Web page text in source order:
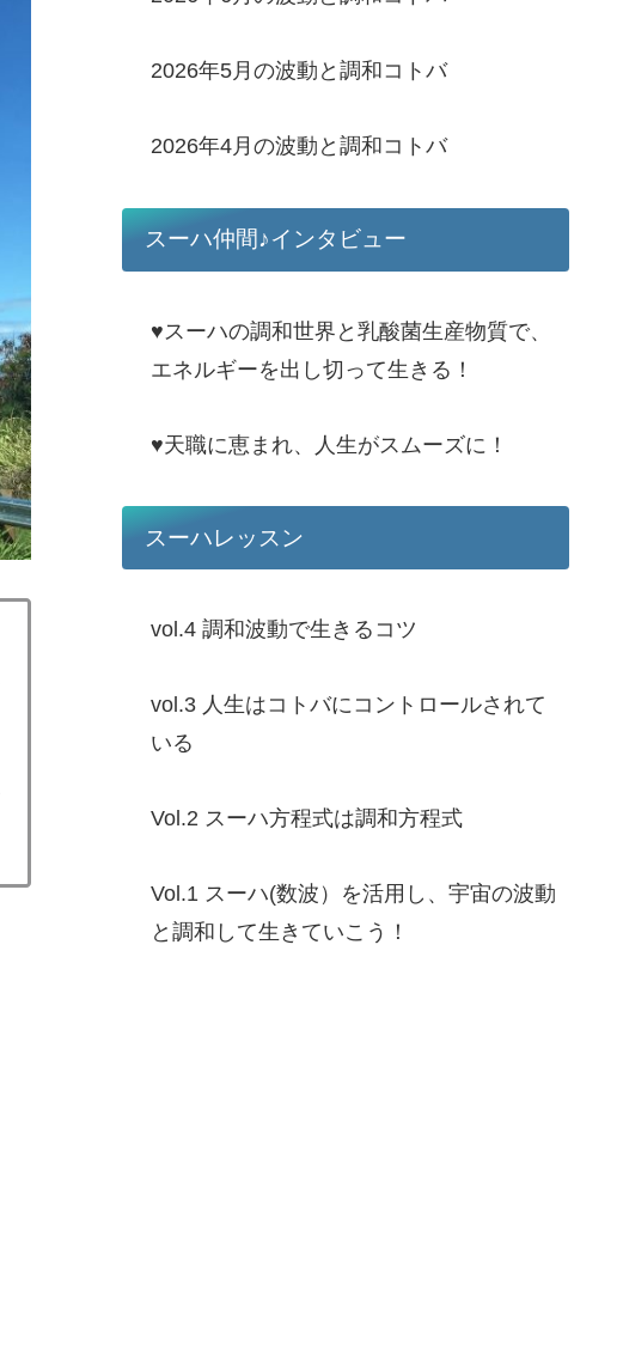
2026年5月の波動と調和コトバ
2026年4月の波動と調和コトバ
スーハ仲間♪インタビュー
♥スーハの調和世界と乳酸菌生産物質で、
エネルギーを出し切って生きる！
♥天職に恵まれ、人生がスムーズに！
スーハレッスン
vol.4 調和波動で生きるコツ
vol.3 人生はコトバにコントロールされて
いる
Vol.2 スーハ方程式は調和方程式
Vol.1 スーハ(数波）を活用し、宇宙の波動
と調和して生きていこう！